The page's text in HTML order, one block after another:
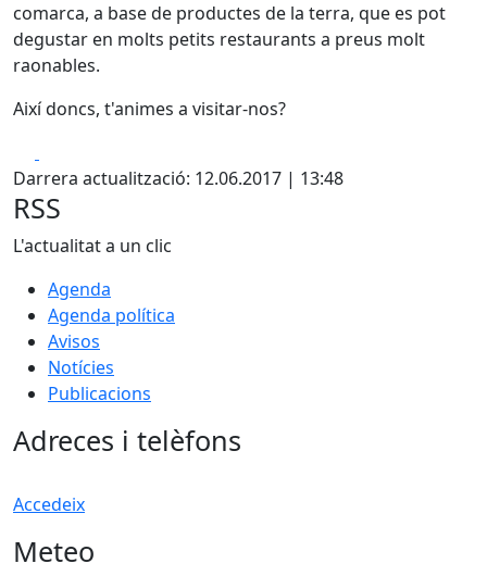
comarca, a base de productes de la terra, que es pot
degustar en molts petits restaurants a preus molt
raonables.
Així doncs, t'animes a visitar-nos?
Darrera actualització: 12.06.2017 | 13:48
RSS
L'actualitat a un clic
Agenda
Agenda política
Avisos
Notícies
Publicacions
Adreces i telèfons
Accedeix
Meteo